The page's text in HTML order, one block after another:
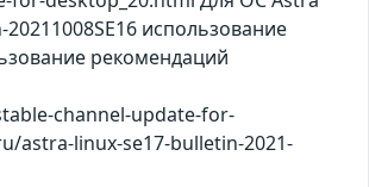
использование
рекомендаций
channel-update-for-
astra-linux-se17-bulletin-2021-